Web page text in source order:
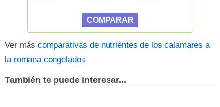
Ver más comparativas de nutrientes de los calamares a
la romana congelados
También te puede interesar...